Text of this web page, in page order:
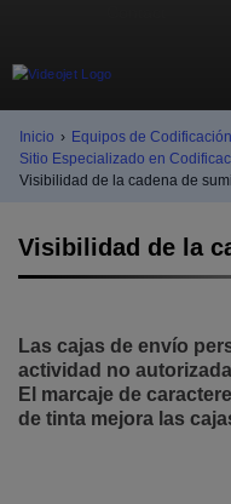
Inicio › Equipos de
Sitio Especializado en
Visibilidad de la cadena de
Visibilidad de la
Las cajas de envío
actividad no
El marcaje de
de tinta mejora las